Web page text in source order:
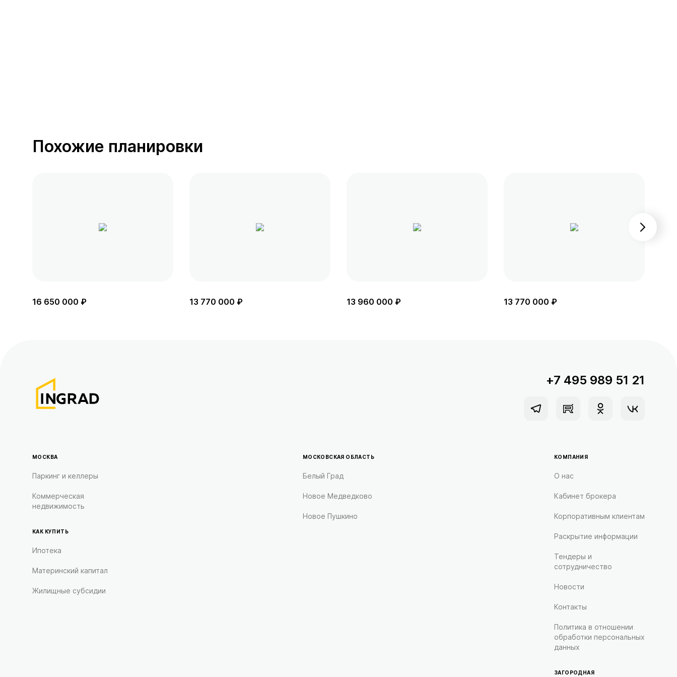
Похожие планировки
16 650 000 ₽ 13 770 000 ₽ 13 960 000 ₽ 13 770 000 ₽
+7 495 989 51 21
МОСКВА
Паркинг и келлеры
Коммерческая
недвижимость
КАК КУПИТЬ
Ипотека
Материнский капитал
Жилищные субсидии
МОСКОВСКАЯ ОБЛАСТЬ
Белый Град
Новое Медведково
Новое Пушкино
КОМПАНИЯ
О нас
Кабинет брокера
Корпоративным клиентам
Раскрытие информации
Тендеры и
сотрудничество
Новости
Контакты
Политика в отношении
обработки персональных
данных
ЗАГОРОДНАЯ